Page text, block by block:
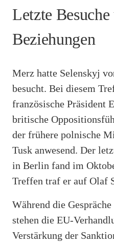
Letzte Besuche
Beziehungen
Merz hatte Selenskyj
besucht. Bei diesem
französische Präsident
britische
der frühere polnische
Tusk anwesend. Der
in Berlin fand im
Treffen traf er auf Olaf
Während die
stehen die EU-
Verstärkung der